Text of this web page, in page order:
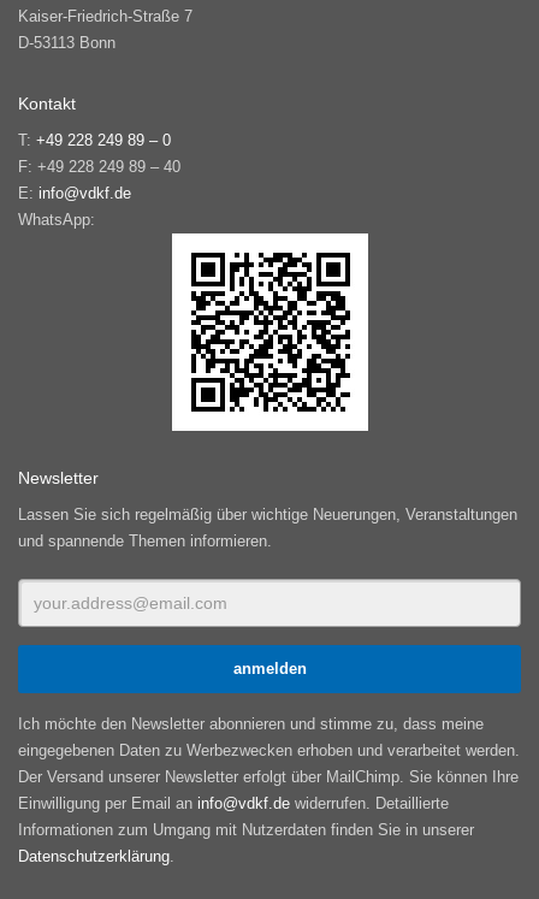
Kaiser-Friedrich-Straße 7
D-53113 Bonn
Kontakt
T: +49 228 249 89 – 0
F: +49 228 249 89 – 40
E: info@vdkf.de
WhatsApp:
Newsletter
Lassen Sie sich regelmäßig über wichtige Neuerungen, Veranstaltungen
und spannende Themen informieren.
Ich möchte den Newsletter abonnieren und stimme zu, dass meine
eingegebenen Daten zu Werbezwecken erhoben und verarbeitet werden.
Der Versand unserer Newsletter erfolgt über MailChimp. Sie können Ihre
Einwilligung per Email an info@vdkf.de widerrufen. Detaillierte
Informationen zum Umgang mit Nutzerdaten finden Sie in unserer
Datenschutzerklärung